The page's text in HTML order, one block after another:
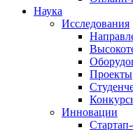
Наука
Исследования
Проекты
Инновации